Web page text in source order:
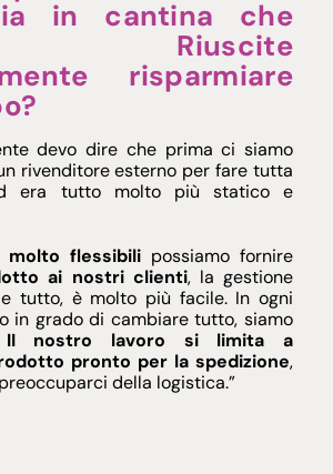
in cantina che
Riuscite
risparmiare
devo dire che prima ci siamo
rivenditore esterno per fare tutta
era tutto molto più statico e
molto flessibili possiamo fornire
ai nostri clienti, la gestione
tutto, è molto più facile. In ogni
in grado di cambiare tutto, siamo
II nostro lavoro si limita a
pronto per la spedizione,
della logistica.”